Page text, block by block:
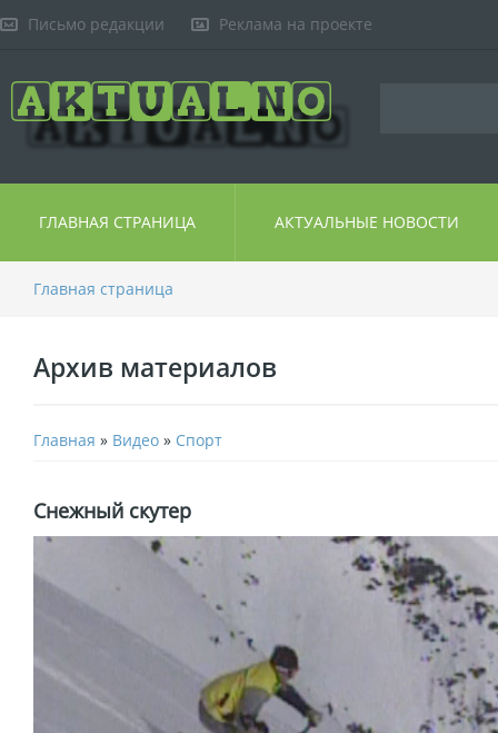
Письмо редакции Реклама на проекте
ГЛАВНАЯ СТРАНИЦА АКТУАЛЬНЫЕ НОВОСТИ
Главная страница
Архив материалов
Главная » Видео » Спорт
Снежный скутер